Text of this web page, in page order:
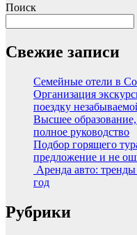
Поиск
Свежие записи
Семейные отели в
Организация
поездку
Высшее
полное руководство
Подбор горящего
предложение и не
Аренда авто:
год
Рубрики